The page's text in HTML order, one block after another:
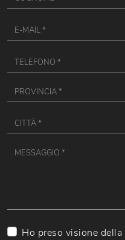
Ho preso visione della